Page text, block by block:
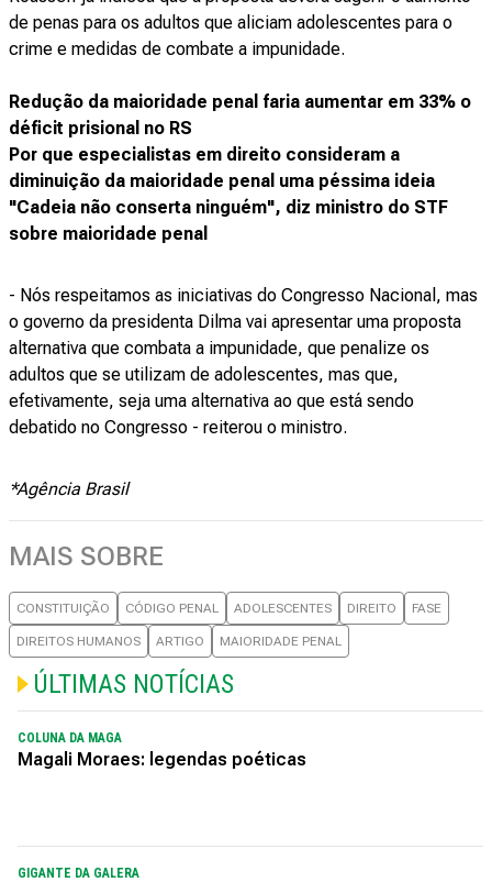
de penas para os adultos que aliciam adolescentes para o
crime e medidas de combate a impunidade.
Redução da maioridade penal faria aumentar em 33% o
déficit prisional no RS
Por que especialistas em direito consideram a
diminuição da maioridade penal uma péssima ideia
"Cadeia não conserta ninguém", diz ministro do STF
sobre maioridade penal
- Nós respeitamos as iniciativas do Congresso Nacional, mas
o governo da presidenta Dilma vai apresentar uma proposta
alternativa que combata a impunidade, que penalize os
adultos que se utilizam de adolescentes, mas que,
efetivamente, seja uma alternativa ao que está sendo
debatido no Congresso - reiterou o ministro.
*Agência Brasil
MAIS SOBRE
CONSTITUIÇÃO CÓDIGO PENAL ADOLESCENTES DIREITO FASE
DIREITOS HUMANOS ARTIGO MAIORIDADE PENAL
ÚLTIMAS NOTÍCIAS
COLUNA DA MAGA
Magali Moraes: legendas poéticas
GIGANTE DA GALERA